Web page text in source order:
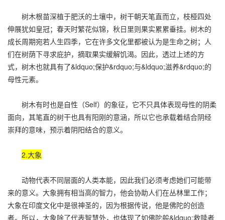
树木根苗深植于肥沃的土壤中，树干朝天笔直而立，枝桠四处
伸展犹如皇冠；春天时繁花似锦，秋日里则果实累累垂挂。树木的
成长周期宛若人生四季，它在许多文化里都被认为是生命之树；人
们在树荫下寻求庇护，摘取果实缓解饥渴。因此，透过上述的方
式，树木也就具有了&ldquo;保护&rdquo;与&ldquo;滋养&rdquo;的
母性元素。
树木有时也是自性（Self）的象征，它不只具体表现母性的阴柔
面向，其笔直的树干也具有阳刚的意涵，所以它也承载着结合阴经
崇拜的意味，预示着阴阳结合的意义。
2.大象
动物代表不同层面的人类本能，因此我们必须考虑她们可能带
来的意义。大象拥有相当高的智力，他会协助人们在丛林里工作；
大象在印度文化中是很神圣的，因为根据传说，他是佛陀的创造
者。所以，大象除了代表智慧外，也体现了如佛陀般&ldquo;救赎者